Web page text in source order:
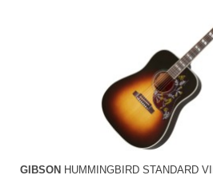
GIBSON HUMMINGBIRD STANDARD